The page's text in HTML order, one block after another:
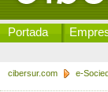
Portada
cibersur.com e-